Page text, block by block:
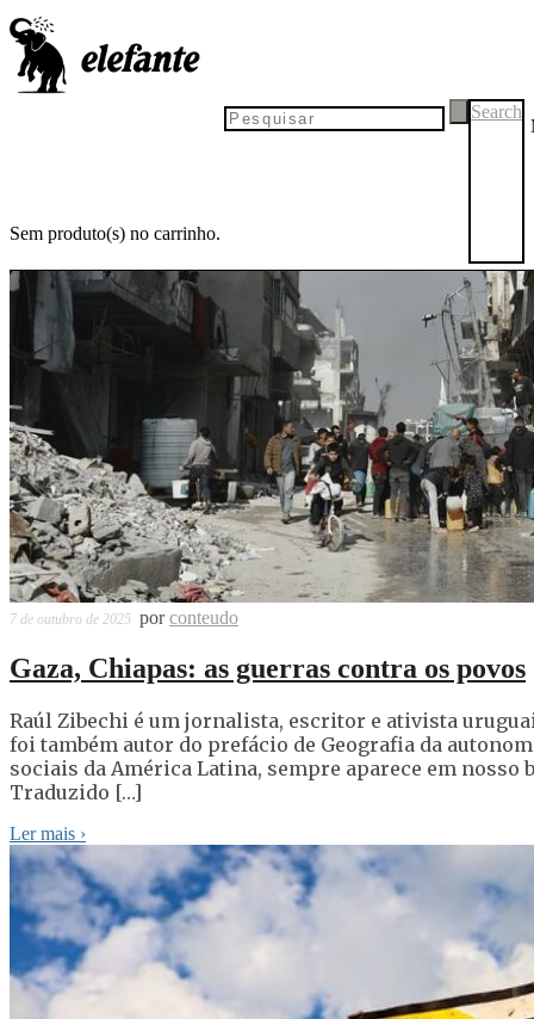
Sem produto(s) no carrinho.
Search
7 de outubro de 2025 porconteudo
Gaza, Chiapas: as guerras contra os povos
Raúl Zibechi é um jornalista, escritor e ativista
foi também autor do prefácio de Geografia da
sociais da América Latina, sempre aparece em
Traduzido […]
Ler mais ›